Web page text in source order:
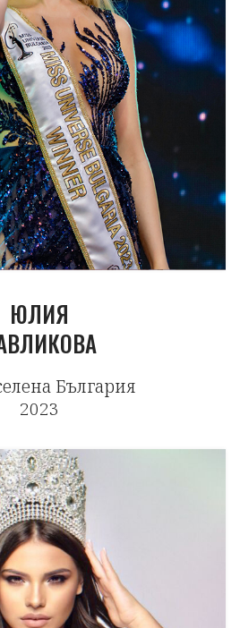
ЮЛИЯ
България
2023